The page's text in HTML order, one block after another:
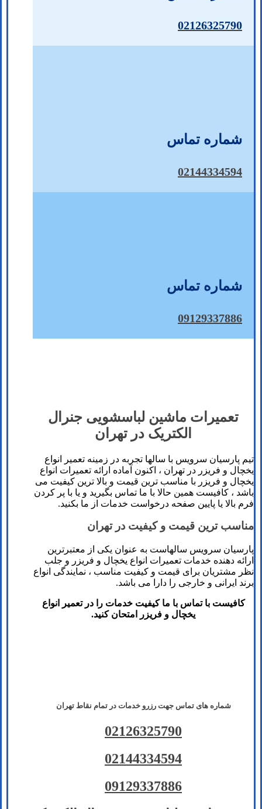
02126325790
شماره تماس
02144334594
شماره تماس
09129337886
تعمیرات ماشین لباسشویی جنرال
الکتریک در تهران
تیم پارسیان سرویس با سالها تجربه در زمینه تعمیر انواع
یخچال و فریزر در تهران ، اکنون آماده ارائه تعمیرات انواع
یخچال و فریزر با مناسب ترین قیمت و بالا ترین کیفیت می
باشد ، کافیست همین حالا با ما تماس بگیرید و یا با پر کردن
فرم بالا یا پایین صفحه درخواست خدمات از ما بکنید.
مناسب ترین قیمت و کیفیت در تهران
پارسیان سرویس سالهاست به عنوان یکی از معتبرترین
ارائه دهنده خدمات تعمیرات انواع یخچال و فریزر و جلب
نظر مشتریان برای قیمت و کیفیت مناسب ، نمایندگی انواع
برند ایرانی و خارجی را دارا می باشد.
کافیست با تماس با ما کیفیت خدمات را در تعمیر انواع
یخچال و فریزر امتحان کنید.
شماره های تماس​ جهت رزرو خدمات در تمام نقاط تهران
02126325790
02144334594
09129337886